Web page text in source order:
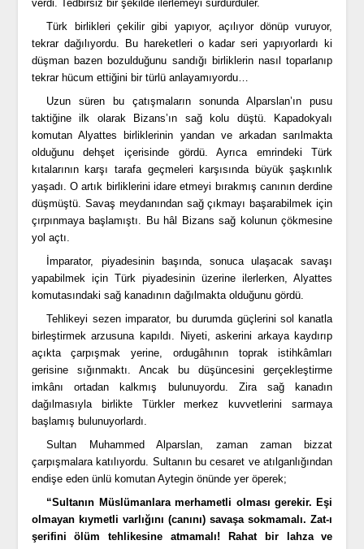
verdi. Tedbirsiz bir şekilde ilerlemeyi sürdürdüler.
Türk birlikleri çekilir gibi yapıyor, açılıyor dönüp vuruyor,
tekrar dağılıyordu. Bu hareketleri o kadar seri yapıyorlardı ki
düşman bazen bozulduğunu sandığı birliklerin nasıl toparlanıp
tekrar hücum ettiğini bir türlü anlayamıyordu…
Uzun süren bu çatışmaların sonunda Alparslan’ın pusu
taktiğine ilk olarak Bizans’ın sağ kolu düştü. Kapadokyalı
komutan Alyattes birliklerinin yandan ve arkadan sarılmakta
olduğunu dehşet içerisinde gördü. Ayrıca emrindeki Türk
kıtalarının karşı tarafa geçmeleri karşısında büyük şaşkınlık
yaşadı. O artık birliklerini idare etmeyi bırakmış canının derdine
düşmüştü. Savaş meydanından sağ çıkmayı başarabilmek için
çırpınmaya başlamıştı. Bu hâl Bizans sağ kolunun çökmesine
yol açtı.
İmparator, piyadesinin başında, sonuca ulaşacak savaşı
yapabilmek için Türk piyadesinin üzerine ilerlerken, Alyattes
komutasındaki sağ kanadının dağılmakta olduğunu gördü.
Tehlikeyi sezen imparator, bu durumda güçlerini sol kanatla
birleştirmek arzusuna kapıldı. Niyeti, askerini arkaya kaydırıp
açıkta çarpışmak yerine, ordugâhının toprak istihkâmları
gerisine sığınmaktı. Ancak bu düşüncesini gerçekleştirme
imkânı ortadan kalkmış bulunuyordu. Zira sağ kanadın
dağılmasıyla birlikte Türkler merkez kuvvetlerini sarmaya
başlamış bulunuyorlardı.
Sultan Muhammed Alparslan, zaman zaman bizzat
çarpışmalara katılıyordu. Sultanın bu cesaret ve atılganlığından
endişe eden ünlü komutan Aytegin önünde yer öperek;
“Sultanın Müslümanlara merhametli olması gerekir. Eşi
olmayan kıymetli varlığını (canını) savaşa sokmamalı. Zat-ı
şerifini ölüm tehlikesine atmamalı! Rahat bir lahza ve